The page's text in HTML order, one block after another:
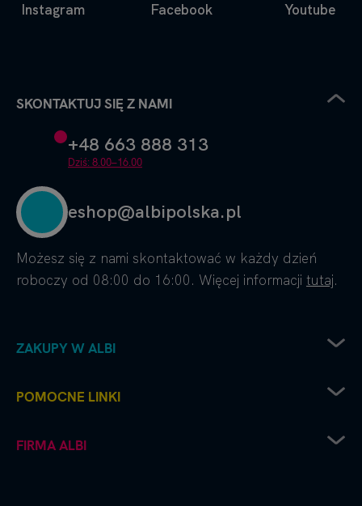
Facebook
Instagram Youtube
SKONTAKTUJ SIĘ Z NAMI
+48 663 888 313
Dziś: 8.00–16.00
eshop@albipolska.pl
Możesz się z nami skontaktować w każdy dzień
roboczy od 08:00 do 16:00. Więcej informacji tutaj.
ZAKUPY W ALBI
Sposoby dostawy
Reklamacje
POMOCNE LINKI
Recenzje i oceny
FIRMA ALBI